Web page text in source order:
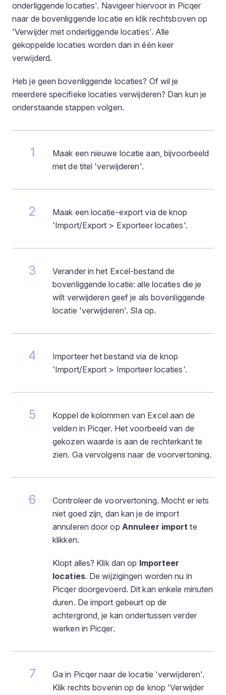
onderliggende locaties'. Navigeer hiervoor in Picqer
naar de bovenliggende locatie en klik rechtsboven op
'Verwijder met onderliggende locaties'. Alle
gekoppelde locaties worden dan in één keer
verwijderd.
Heb je geen bovenliggende locaties? Of wil je
meerdere specifieke locaties verwijderen? Dan kun je
onderstaande stappen volgen.
Maak een nieuwe locatie aan, bijvoorbeeld
met de titel 'verwijderen'.
Maak een locatie-export via de knop
'Import/Export > Exporteer locaties'.
Verander in het Excel-bestand de
bovenliggende locatie: alle locaties die je
wilt verwijderen geef je als bovenliggende
locatie 'verwijderen'. Sla op.
Importeer het bestand via de knop
'Import/Export > Importeer locaties'.
Koppel de kolommen van Excel aan de
velden in Picqer. Het voorbeeld van de
gekozen waarde is aan de rechterkant te
zien. Ga vervolgens naar de voorvertoning.
Controleer de voorvertoning. Mocht er iets
niet goed zijn, dan kan je de import
annuleren door op Annuleer import te
klikken.
Klopt alles? Klik dan op Importeer
locaties. De wijzigingen worden nu in
Picqer doorgevoerd. Dit kan enkele minuten
duren. De import gebeurt op de
achtergrond, je kan ondertussen verder
werken in Picqer.
Ga in Picqer naar de locatie 'verwijderen'.
Klik rechts bovenin op de knop 'Verwijder